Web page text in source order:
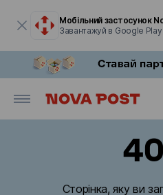
Мобільний застосунок
Завантажуй в Google Play
Сторінка, яку ви